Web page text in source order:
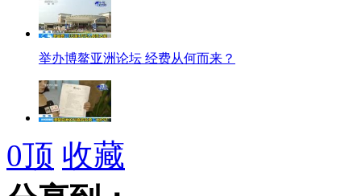
举办博鳌亚洲论坛 经费从何而来？
博鳌亚洲论坛嘉宾名单“出炉记”
0顶 收藏